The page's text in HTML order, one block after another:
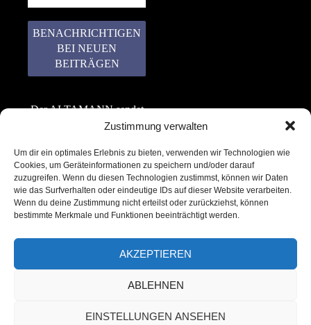
Zustimmung verwalten
Um dir ein optimales Erlebnis zu bieten, verwenden wir Technologien wie
Cookies, um Geräteinformationen zu speichern und/oder darauf
zuzugreifen. Wenn du diesen Technologien zustimmst, können wir Daten
wie das Surfverhalten oder eindeutige IDs auf dieser Website verarbeiten.
Wenn du deine Zustimmung nicht erteilst oder zurückziehst, können
bestimmte Merkmale und Funktionen beeinträchtigt werden.
AKZEPTIEREN
ABLEHNEN
EINSTELLUNGEN ANSEHEN
Der ALTAMANN sendet
keinen Spam! Er gibt
weiter. Erfahre mehr in
unserer
Datenschutzerklärung.
Copyright © 2022 – 2025 | ALTAMANN.com